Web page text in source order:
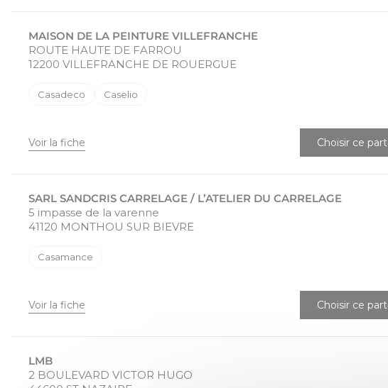
MAISON DE LA PEINTURE VILLEFRANCHE
ROUTE HAUTE DE FARROU
12200 VILLEFRANCHE DE ROUERGUE
Casadeco Caselio
Voir la fiche Choisir ce
SARL SANDCRIS CARRELAGE / L’ATELIER DU CARRELAGE
5 impasse de la varenne
41120 MONTHOU SUR BIEVRE
Casamance
Voir la fiche Choisir ce
LMB
2 BOULEVARD VICTOR HUGO